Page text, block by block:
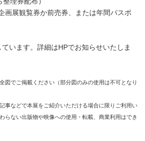
展観覧券か前売券、または年間パスポ
います。詳細はHPでお知らせいたしま
図でご掲載ください（部分図のみの使用は不可となり
事などで本展をご紹介いただける場合に限りご利用い
らない出版物や映像への使用・転載、商業利用はでき